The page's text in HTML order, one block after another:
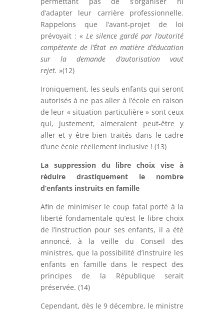
d’adapter leur carrière professionnelle.
Rappelons que l’avant-projet de loi
prévoyait : « Le silence gardé par l’autorité
compétente de l’État en matière d’éducation
sur la demande d’autorisation vaut
rejet. »(12)
Ironiquement, les seuls enfants qui seront
autorisés à ne pas aller à l’école en raison
de leur « situation particulière » sont ceux
qui, justement, aimeraient peut-être y
aller et y être bien traités dans le cadre
d’une école réellement inclusive ! (13)
La suppression du libre choix vise à
réduire drastiquement le nombre
d’enfants instruits en famille
Afin de minimiser le coup fatal porté à la
liberté fondamentale qu’est le libre choix
de l’instruction pour ses enfants, il a été
annoncé, à la veille du Conseil des
ministres, que la possibilité d’instruire les
enfants en famille dans le respect des
principes de la République serait
préservée. (14)
Cependant, dès le 9 décembre, le ministre